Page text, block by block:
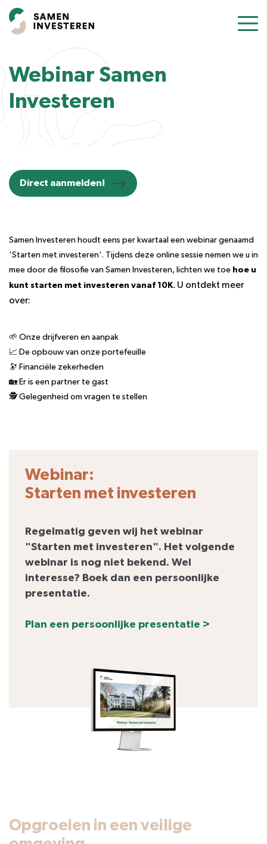
Over ons
Aanpak
Portefeuille
Webinar Samen
Investeren
Direct aanmelden!
Samen Investeren houdt eens per kwartaal een webinar genaamd
'Starten met investeren'. Tijdens deze online sessie nemen we u in
mee door de filosofie van Samen Investeren, lichten we toe hoe u
kunt starten met investeren vanaf 10K. U ontdekt meer
over:
🌱 Onze drijfveren en aanpak
📈 De opbouw van onze portefeuille
🔭 Financiële zekerheden
🏡 Er is een partner te gast
🕵️ Gelegenheid om vragen te stellen
Webinar:
Starten met investeren
Regelmatig geven wij het webinar
"Starten met investeren". Het volgende
webinar is nog niet bekend. Wel
interesse? Boek dan een persoonlijke
presentatie.
Plan een persoonlijke presentatie >
Opgroeien in een veilige